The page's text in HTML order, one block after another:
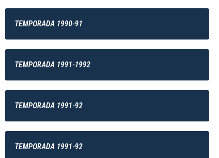
TEMPORADA 1990-91
TEMPORADA 1991-1992
TEMPORADA 1991-92
TEMPORADA 1991-92